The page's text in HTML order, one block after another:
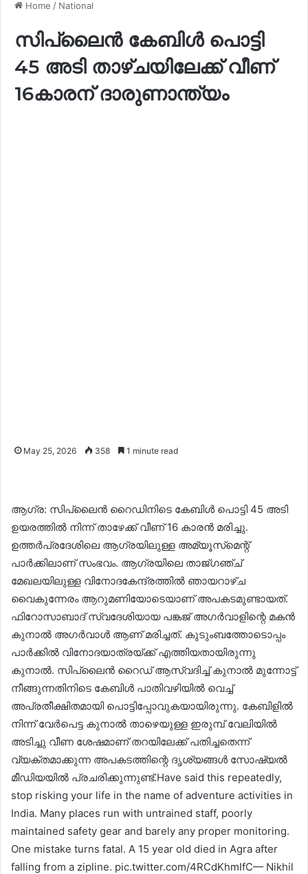
Home / National
സിപ്‌ലൈൻ കേബിൾ പൊട്ടി
45 അടി താഴ്ചയിലേക്ക് വീണ്
16കാരന് ദാരുണാന്ത്യം
May 25, 2026 358 1 minute read
ആഗ്ര: സിപ്‌ലൈൻ റൈഡിനിടെ കേബിൾ പൊട്ടി 45 അടി
ഉയരത്തിൽ നിന്ന് താഴേക്ക് വീണ് 16 കാരൻ മരിച്ചു.
ഉത്തർപ്രദേശിലെ ആഗ്രയിലുള്ള അമ്യൂസ്‌മെന്റ്
പാർക്കിലാണ് സംഭവം. ആഗ്രയിലെ താജ്ഗഞ്ച്
മേഖലയിലുള്ള വിനോദകേന്ദ്രത്തിൽ ഞായറാഴ്ച
വൈകുന്നേരം ആറുമണിയോടെയാണ് അപകടമുണ്ടായത്.
ഫിറോസാബാദ് സ്വദേശിയായ പങ്കജ് അഗർവാളിന്റെ മകൻ
കുനാൽ അഗർവാൾ ആണ് മരിച്ചത്. കുടുംബത്തോടൊപ്പം
പാർക്കിൽ വിനോദയാത്രയ്ക്ക് എത്തിയതായിരുന്നു
കുനാൽ. സിപ്‌ലൈൻ റൈഡ് ആസ്വദിച്ച് കുനാൽ മുന്നോട്ട്
നീങ്ങുന്നതിനിടെ കേബിൾ പാതിവഴിയിൽ വെച്ച്
അപ്രതീക്ഷിതമായി പൊട്ടിപ്പോവുകയായിരുന്നു. കേബിളിൽ
നിന്ന് വേർപെട്ട കുനാൽ താഴെയുള്ള ഇരുമ്പ് വേലിയിൽ
അടിച്ചു വീണ ശേഷമാണ് തറയിലേക്ക് പതിച്ചതെന്ന്
വ്യക്തമാക്കുന്ന അപകടത്തിന്റെ ദൃശ്യങ്ങൾ സോഷ്യൽ
മീഡിയയിൽ പ്രചരിക്കുന്നുണ്ട്.Have said this repeatedly,
stop risking your life in the name of adventure activities in
India. Many places run with untrained staff, poorly
maintained safety gear and barely any proper monitoring.
One mistake turns fatal. A 15 year old died in Agra after
falling from a zipline. pic.twitter.com/4RCdKhmIfC— Nikhil